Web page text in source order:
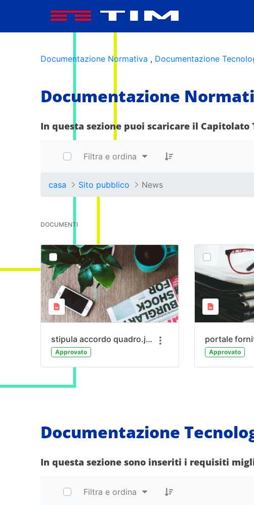
Area Informativa - Accordo
Documentazione Normativa , Documentazione
Documentazione
In questa sezione puoi scaricare il Capitolato
Filtra e ordina
casa Sito pubblico News
DOCUMENTI
stipula accordo quadro.jpg
Approvato
portale
Approvato
Documentazione
In questa sezione sono inseriti i requisiti
Filtra e ordina